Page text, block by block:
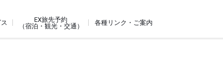
EX旅先予約
（宿泊・観光・交通）
各種リンク・ご案内